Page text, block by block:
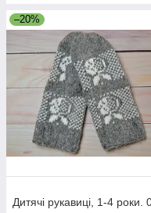
–20%
Дитячі рукавиці, 1-4 роки.